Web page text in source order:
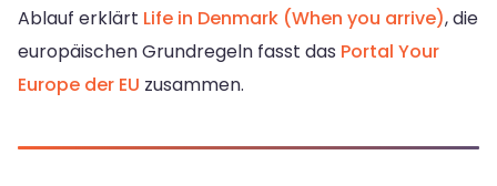
Ablauf erklärt Life in Denmark (When you arrive), die
europäischen Grundregeln fasst das Portal Your
Europe der EU zusammen.